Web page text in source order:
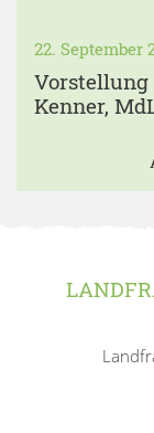
22. September
Kenner,